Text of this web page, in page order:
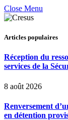
Close Menu
Articles populaires
Réception du
services de la
8 août 2026
Renversement
en détention